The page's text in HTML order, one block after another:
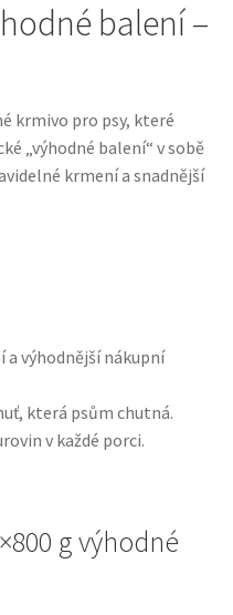
balení –
krmivo pro psy, které
„výhodné balení“ v sobě
krmení a snadnější
výhodnější nákupní
která psům chutná.
v každé porci.
g výhodné